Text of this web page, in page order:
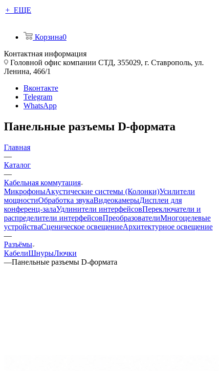
+ ЕЩЕ
Корзина0
Контактная информация
Головной офис компании СТД, 355029, г. Ставрополь, ул.
Ленина, 466/1
Вконтакте
Telegram
WhatsApp
Панельные разъемы D-формата
Главная
—
Каталог
—
Кабельная коммутация
МикрофоныАкустические системы (Колонки)Усилители
мощностиОбработка звукаВидеокамерыДисплеи для
конференц-залаУдлинители интерфейсовПереключатели и
распределители интерфейсовПреобразователиМногоцелевые
устройстваСценическое освещениеАрхитектурное освещение
—
Разъёмы
КабелиШнурыЛючки
—Панельные разъемы D-формата